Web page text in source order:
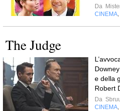
Da
CINEMA
The Judge
e della
Robert
Da
CINEMA